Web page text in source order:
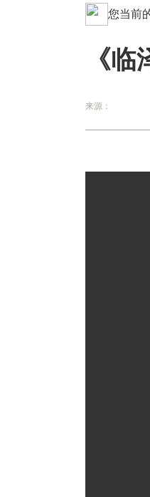
您当前
《
来源：